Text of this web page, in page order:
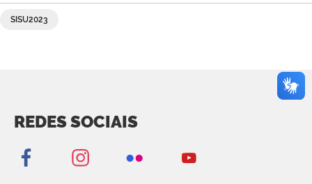
SISU2023
REDES SOCIAIS